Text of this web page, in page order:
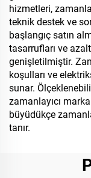
hizmetleri,
teknik destek ve
başlangıç satın
tasarrufları ve
genişletilmiştir.
koşulları ve
sunar.
zamanlayıcı
büyüdükçe
tanır.